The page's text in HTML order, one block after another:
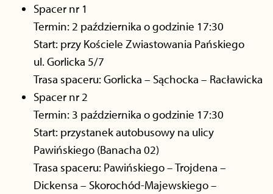
Spacer nr 1
Termin: 2 października o godzinie 17:30
Start: przy Kościele Zwiastowania Pańskiego
ul. Gorlicka 5/7
Trasa spaceru: Gorlicka – Sąchocka – Racławicka
Spacer nr 2
Termin: 3 października o godzinie 17:30
Start: przystanek autobusowy na ulicy
Pawińskiego (Banacha 02)
Trasa spaceru: Pawińskiego – Trojdena –
Dickensa – Skorochód-Majewskiego –